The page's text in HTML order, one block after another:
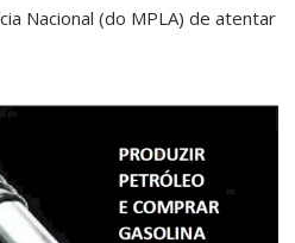
Nacional (do MPLA) de atentar